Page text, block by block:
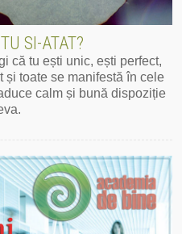
SI-ATAT?
că tu ești unic, ești perfect,
și toate se manifestă în cele
calm și bună dispoziție